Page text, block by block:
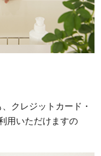
クレジットカード・
用いただけますの